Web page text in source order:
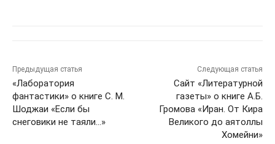
Предыдущая статья
«Лаборатория
фантастики» о книге С. М.
Шоджаи «Если бы
снеговики не таяли…»
Следующая статья
Сайт «Литературной
газеты» о книге А.Б.
Громова «Иран. От Кира
Великого до аятоллы
Хомейни»